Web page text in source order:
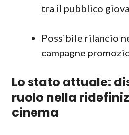
tra il pubblico
Possibile rilancio
campagne
Lo stato attuale:
ruolo nella
cinema